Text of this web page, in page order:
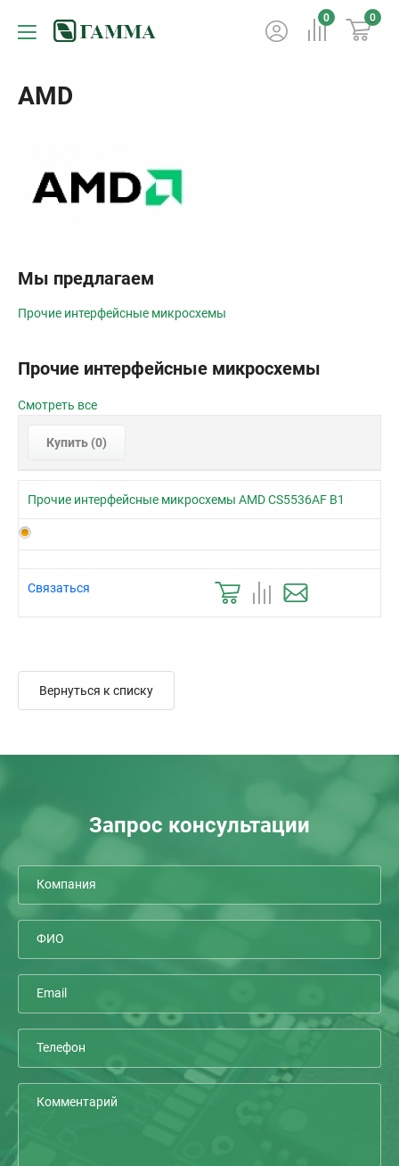
0 0
AMD
Мы предлагаем
Прочие интерфейсные микросхемы
Прочие интерфейсные микросхемы
Смотреть все
Купить (0)
Прочие интерфейсные микросхемы AMD CS5536AF B1
Связаться
Вернуться к списку
Запрос консультации